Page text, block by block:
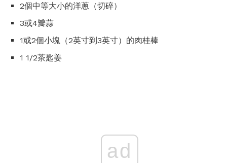
2個中等大小的洋蔥（切碎）
3或4瓣蒜
1或2個小塊（2英寸到3英寸）的肉桂棒
1 1/2茶匙姜
ad